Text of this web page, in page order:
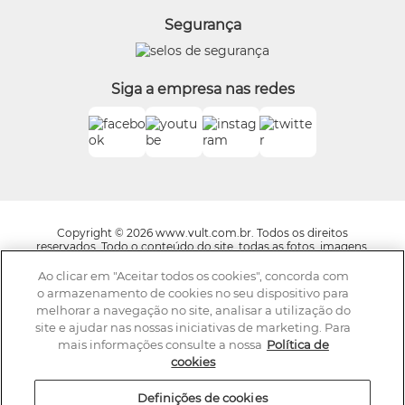
Boticário Internacional
Segurança
Siga a empresa nas redes
Copyright © 2026 www.vult.com.br. Todos os direitos
reservados. Todo o conteúdo do site, todas as fotos, imagens,
layout, trade dress, aqui veiculados são de propriedade exclusiva
da Boticário Produto de Beleza Ltda. É vedada qualquer
reprodução, total ou parcial, de qualquer elemento de
identidade, sem expressa autorização. A violação de qualquer
direito mencionado implicará na responsabilização cível e
criminal nos termos da Lei. Os preços dos produtos estão
sujeitos a alteração sem aviso prévio.
A Vult se reserva o direito de corrigir qualquer possível erro de
digitação ou gráfico e caso haja divergências entre os valores
Ao clicar em "Aceitar todos os cookies", concorda com
o armazenamento de cookies no seu dispositivo para
melhorar a navegação no site, analisar a utilização do
site e ajudar nas nossas iniciativas de marketing. Para
mais informações consulte a nossa Política de
cookies
Definições de cookies